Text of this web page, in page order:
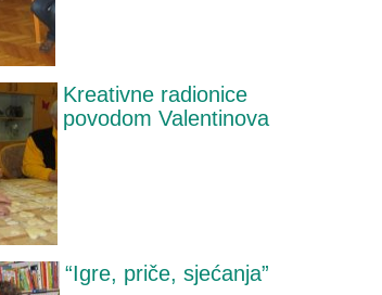
Kreativne radionice
povodom Valentinova
“Igre, priče, sjećanja”